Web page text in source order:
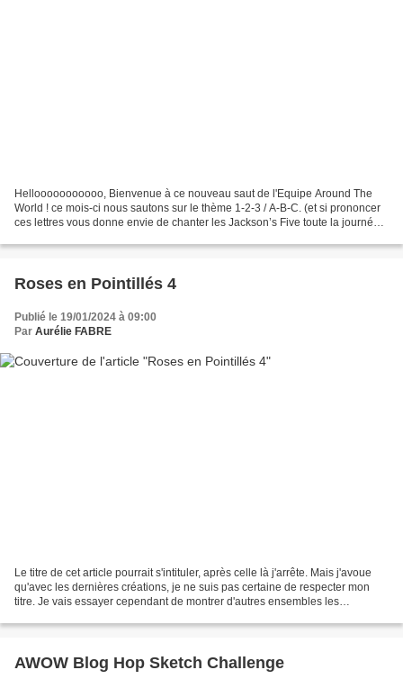
Hellooooooooooo, Bienvenue à ce nouveau saut de l'Equipe Around The
World ! ce mois-ci nous sautons sur le thème 1-2-3 / A-B-C. (et si prononcer
ces lettres vous donne envie de chanter les Jackson’s Five toute la journée,
Roses en Pointillés 4
Publié le 19/01/2024 à 09:00
Par Aurélie FABRE
Le titre de cet article pourrait s'intituler, après celle là j'arrête. Mais j'avoue
qu'avec les dernières créations, je ne suis pas certaine de respecter mon
titre. Je vais essayer cependant de montrer d'autres ensembles les
AWOW Blog Hop Sketch Challenge